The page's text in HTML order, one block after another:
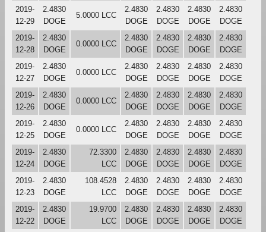
2019-
12-29
2.4830
DOGE
5.0000 LCC
2.4830
DOGE
2.4830
DOGE
2.4830
DOGE
2.4830
DOGE
2019-
12-28
2.4830
DOGE
0.0000 LCC
2.4830
DOGE
2.4830
DOGE
2.4830
DOGE
2.4830
DOGE
2019-
12-27
2.4830
DOGE
0.0000 LCC
2.4830
DOGE
2.4830
DOGE
2.4830
DOGE
2.4830
DOGE
2019-
12-26
2.4830
DOGE
0.0000 LCC
2.4830
DOGE
2.4830
DOGE
2.4830
DOGE
2.4830
DOGE
2019-
12-25
2.4830
DOGE
0.0000 LCC
2.4830
DOGE
2.4830
DOGE
2.4830
DOGE
2.4830
DOGE
2019-
12-24
2.4830
DOGE
72.3300
LCC
2.4830
DOGE
2.4830
DOGE
2.4830
DOGE
2.4830
DOGE
2019-
12-23
2.4830
DOGE
108.4528
LCC
2.4830
DOGE
2.4830
DOGE
2.4830
DOGE
2.4830
DOGE
2019-
12-22
2.4830
DOGE
19.9700
LCC
2.4830
DOGE
2.4830
DOGE
2.4830
DOGE
2.4830
DOGE